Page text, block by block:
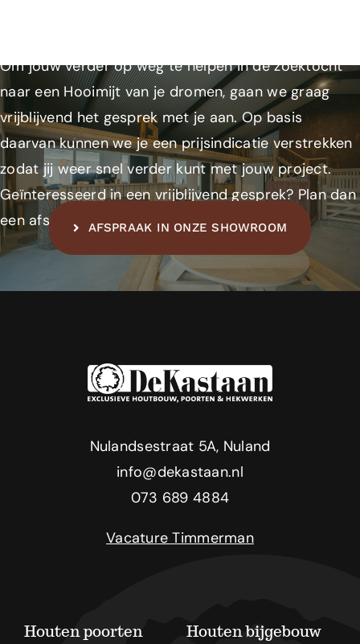
Om jouw verder op weg te helpen in de zoektocht
naar een Hooimijt van je dromen, gaan we graag
vrijblijvend het gesprek met je aan. Op basis
daarvan kunnen we je een prijsindicatie verstrekken
zodat jij weer snel verder kunt met jouw project.
Geïnteresseerd in een vrijblijvend gesprek? Plan dan
een afspraak in voor onze showroom!
AFSPRAAK IN ONZE SHOWROOM
Nulandsestraat 5A, Nuland
info@dekastaan.nl
073 689 4884
Vacature Timmerman
Houten poorten Houten bijgebouw